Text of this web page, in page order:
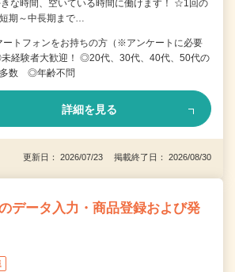
な時間、空いている時間に働けます！ ☆1回の
期～中長期まで…
トフォンをお持ちの方（※アンケートに必要
経験者大歓迎！ ◎20代、30代、40代、50代の
多数 ◎年齢不問
詳細を見る
更新日： 2026/07/23 掲載終了日： 2026/08/30
データ入力・商品登録および発